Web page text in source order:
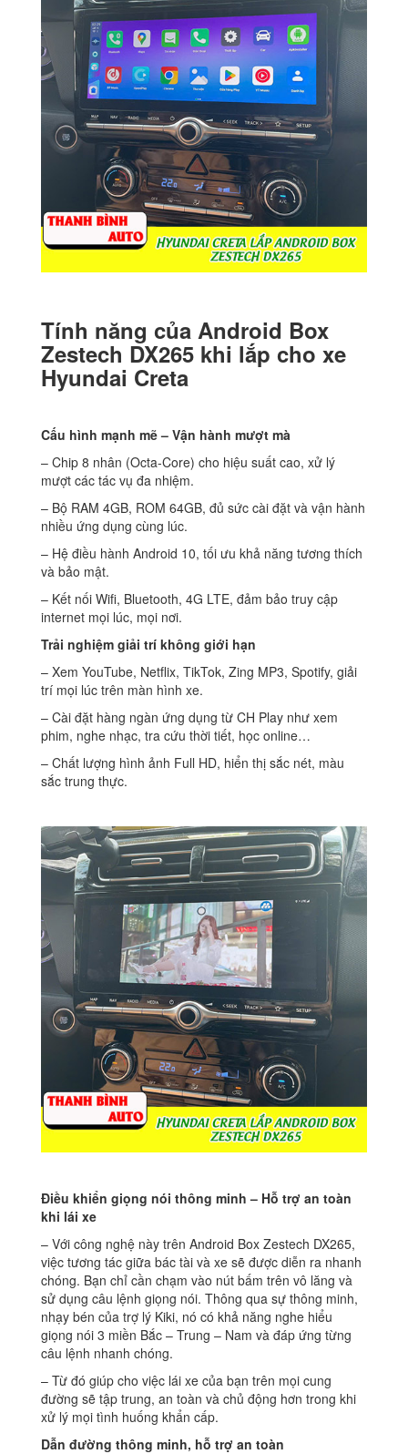
Tính năng của Android Box
Zestech DX265 khi lắp cho xe
Hyundai Creta
Cấu hình mạnh mẽ – Vận hành mượt mà
– Chip 8 nhân (Octa-Core) cho hiệu suất cao, xử lý
mượt các tác vụ đa nhiệm.
– Bộ RAM 4GB, ROM 64GB, đủ sức cài đặt và vận hành
nhiều ứng dụng cùng lúc.
– Hệ điều hành Android 10, tối ưu khả năng tương thích
và bảo mật.
– Kết nối Wifi, Bluetooth, 4G LTE, đảm bảo truy cập
internet mọi lúc, mọi nơi.
Trải nghiệm giải trí không giới hạn
– Xem YouTube, Netflix, TikTok, Zing MP3, Spotify, giải
trí mọi lúc trên màn hình xe.
– Cài đặt hàng ngàn ứng dụng từ CH Play như xem
phim, nghe nhạc, tra cứu thời tiết, học online…
– Chất lượng hình ảnh Full HD, hiển thị sắc nét, màu
sắc trung thực.
Điều khiển giọng nói thông minh – Hỗ trợ an toàn
khi lái xe
– Với công nghệ này trên Android Box Zestech DX265,
việc tương tác giữa bác tài và xe sẽ được diễn ra nhanh
chóng. Bạn chỉ cần chạm vào nút bấm trên vô lăng và
sử dụng câu lệnh giọng nói. Thông qua sự thông minh,
nhạy bén của trợ lý Kiki, nó có khả năng nghe hiểu
giọng nói 3 miền Bắc – Trung – Nam và đáp ứng từng
câu lệnh nhanh chóng.
– Từ đó giúp cho việc lái xe của bạn trên mọi cung
đường sẽ tập trung, an toàn và chủ động hơn trong khi
xử lý mọi tình huống khẩn cấp.
Dẫn đường thông minh, hỗ trợ an toàn